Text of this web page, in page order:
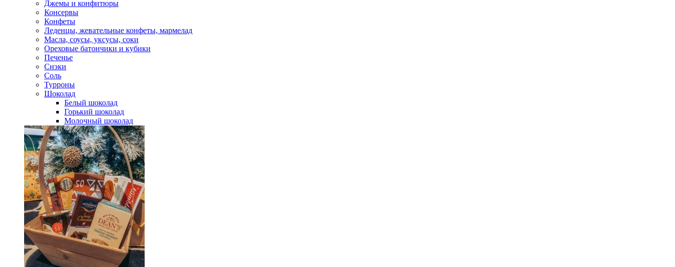
Джемы и конфитюры
Консервы
Конфеты
Леденцы, жевательные конфеты, мармелад
Масла, соусы, уксусы, соки
Ореховые батончики и кубики
Печенье
Снэки
Соль
Турроны
Шоколад
Белый шоколад
Горький шоколад
Молочный шоколад